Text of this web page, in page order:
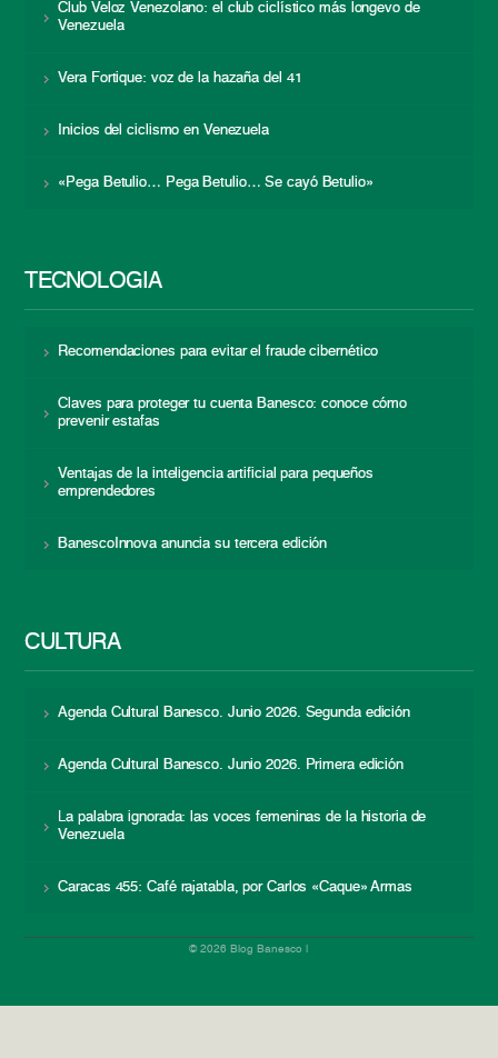
Club Veloz Venezolano: el club ciclístico más longevo de
Venezuela
Vera Fortique: voz de la hazaña del 41
Inicios del ciclismo en Venezuela
«Pega Betulio… Pega Betulio… Se cayó Betulio»
TECNOLOGÍA
Recomendaciones para evitar el fraude cibernético
Claves para proteger tu cuenta Banesco: conoce cómo
prevenir estafas
Ventajas de la inteligencia artificial para pequeños
emprendedores
BanescoInnova anuncia su tercera edición
CULTURA
Agenda Cultural Banesco. Junio 2026. Segunda edición
Agenda Cultural Banesco. Junio 2026. Primera edición
La palabra ignorada: las voces femeninas de la historia de
Venezuela
Caracas 455: Café rajatabla, por Carlos «Caque» Armas
© 2026 Blog Banesco |